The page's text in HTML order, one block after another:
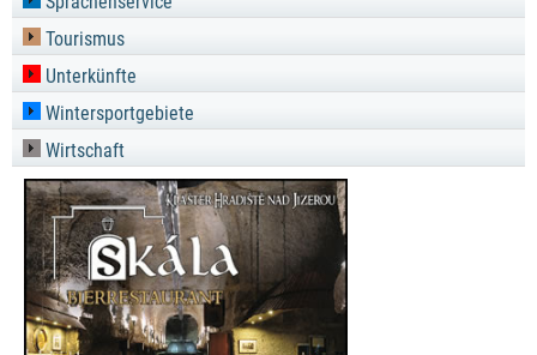
Tourismus
Unterkünfte
Wintersportgebiete
Wirtschaft